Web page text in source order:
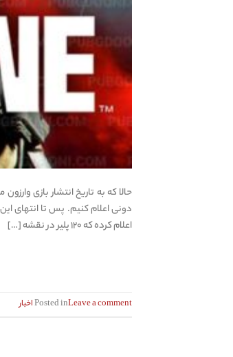
اعلام کرده که ۱۲۰ پلیر در نقشه […]
Posted inاخبار Leave a comment